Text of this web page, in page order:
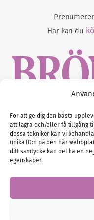
För att ge dig den bästa
att lagra och/eller få tillgång
dessa tekniker kan vi
unika ID:n på den här
ditt samtycke kan det ha en
egenskaper.
Här kan du
Gustaf
Tel
E-post: